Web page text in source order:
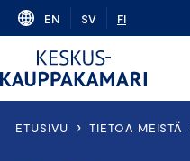
Skip
content
EN SV FI
ETUSIVU › TIETOA MEISTÄ